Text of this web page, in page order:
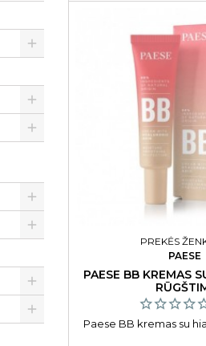
PREKĖS
PAESE
PAESE BB KREMAS
Paese BB kremas su